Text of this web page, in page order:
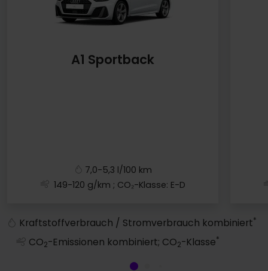
A1 Sportback
7,0-5,3 l/100 km
149-120 g/km ; CO₂-Klasse: E-D
Kraftstoffverbrauch / Stromverbrauch kombiniert*
CO2-Emissionen kombiniert; CO2-Klasse*